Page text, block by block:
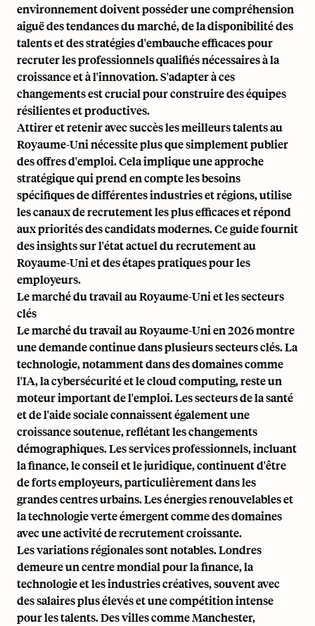
environnement doivent posséder une compréhension
aiguë des tendances du marché, de la disponibilité des
talents et des stratégies d'embauche efficaces pour
recruter les professionnels qualifiés nécessaires à la
croissance et à l'innovation. S'adapter à ces
changements est crucial pour construire des équipes
résilientes et productives.
Attirer et retenir avec succès les meilleurs talents au
Royaume-Uni nécessite plus que simplement publier
des offres d'emploi. Cela implique une approche
stratégique qui prend en compte les besoins
spécifiques de différentes industries et régions, utilise
les canaux de recrutement les plus efficaces et répond
aux priorités des candidats modernes. Ce guide fournit
des insights sur l'état actuel du recrutement au
Royaume-Uni et des étapes pratiques pour les
employeurs.
Le marché du travail au Royaume-Uni et les secteurs
clés
Le marché du travail au Royaume-Uni en 2026 montre
une demande continue dans plusieurs secteurs clés. La
technologie, notamment dans des domaines comme
l'IA, la cybersécurité et le cloud computing, reste un
moteur important de l'emploi. Les secteurs de la santé
et de l'aide sociale connaissent également une
croissance soutenue, reflétant les changements
démographiques. Les services professionnels, incluant
la finance, le conseil et le juridique, continuent d'être
de forts employeurs, particulièrement dans les
grandes centres urbains. Les énergies renouvelables et
la technologie verte émergent comme des domaines
avec une activité de recrutement croissante.
Les variations régionales sont notables. Londres
demeure un centre mondial pour la finance, la
technologie et les industries créatives, souvent avec
des salaires plus élevés et une compétition intense
pour les talents. Des villes comme Manchester,